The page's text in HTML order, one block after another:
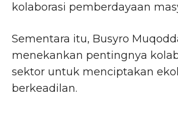
kolaborasi pemberdayaan
Sementara itu, Busyro
menekankan pentingnya
sektor untuk menciptakan
berkeadilan.